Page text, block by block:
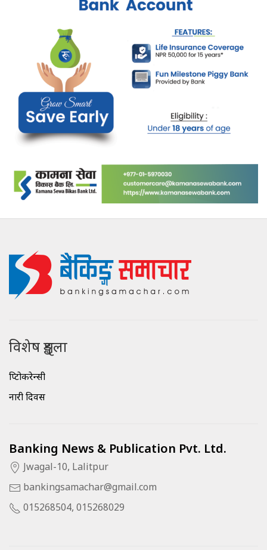
विशेष शृङ्खला
क्रिप्टोकरेन्सी
नारी दिवस
Banking News & Publication Pvt. Ltd.
Jwagal-10, Lalitpur
bankingsamachar@gmail.com
015268504, 015268029